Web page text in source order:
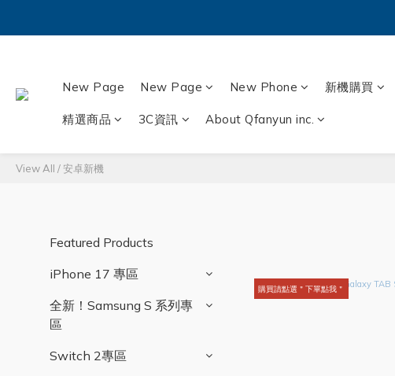
New Page New Page New Phone 新機購買
精選商品 3C資訊 About Qfanyun inc.
View All /安卓新機
Featured Products
iPhone 17 專區
全新！Samsung S 系列專
區
Switch 2專區
購買請點選＂下單點我＂